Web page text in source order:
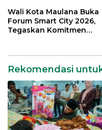
Wali Kota Maulana Buka
Forum Smart City 2026,
Tegaskan Komitmen
Rekomendasi